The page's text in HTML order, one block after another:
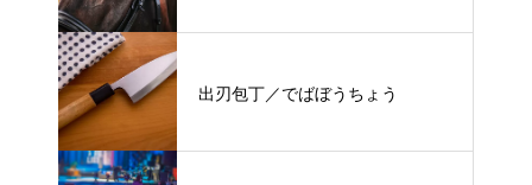
出刃包丁／でばぼうちょう